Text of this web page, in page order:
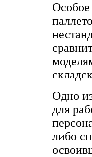
Одно
для
либо